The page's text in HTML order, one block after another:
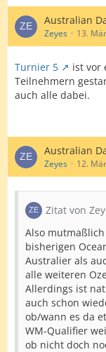
Australian
Zeyes 13.
Turnier 5
ist vor
Teilnehmern
auch alle dabei.
Australian
Zeyes 12.
Zitat von
Also
bisherigen
Australier als
alle weiteren
Allerdings ist
auch schon
ob/wann es da
WM-Qualifier
ob nicht doch